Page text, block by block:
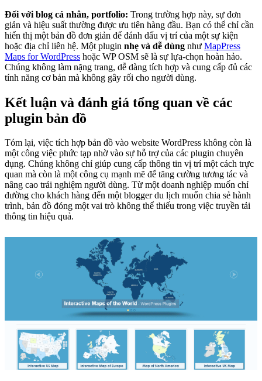
Đối với blog cá nhân, portfolio: Trong trường hợp này, sự đơn
giản và hiệu suất thường được ưu tiên hàng đầu. Bạn có thể chỉ cần
hiển thị một bản đồ đơn giản để đánh dấu vị trí của một sự kiện
hoặc địa chỉ liên hệ. Một plugin nhẹ và dễ dùng như MapPress
Maps for WordPress hoặc WP OSM sẽ là sự lựa-chọn hoàn hảo.
Chúng không làm nặng trang, dễ dàng tích hợp và cung cấp đủ các
tính năng cơ bản mà không gây rối cho người dùng.
Kết luận và đánh giá tổng quan về các
plugin bản đồ
Tóm lại, việc tích hợp bản đồ vào website WordPress không còn là
một công việc phức tạp nhờ vào sự hỗ trợ của các plugin chuyên
dụng. Chúng không chỉ giúp cung cấp thông tin vị trí một cách trực
quan mà còn là một công cụ mạnh mẽ để tăng cường tương tác và
nâng cao trải nghiệm người dùng. Từ một doanh nghiệp muốn chỉ
đường cho khách hàng đến một blogger du lịch muốn chia sẻ hành
trình, bản đồ đóng một vai trò không thể thiếu trong việc truyền tải
thông tin hiệu quả.